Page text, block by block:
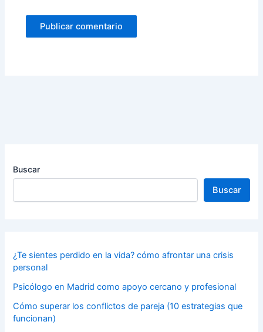
Buscar
Buscar
¿Te sientes perdido en la vida? cómo afrontar una crisis
personal
Psicólogo en Madrid como apoyo cercano y profesional
Cómo superar los conflictos de pareja (10 estrategias que
funcionan)